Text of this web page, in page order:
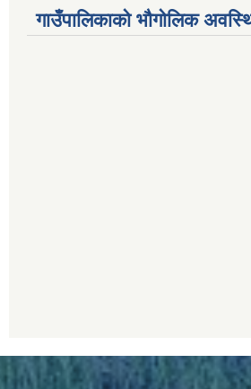
गाउँपालिकाको भौगोलिक